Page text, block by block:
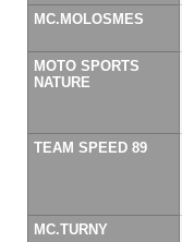
MC.MOLOSMES
MOTO SPORTS
NATURE
TEAM SPEED 89
MC.TURNY